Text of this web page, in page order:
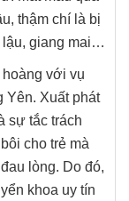
thậm chí là bị
lậu, giang mai…
với vụ
Yên. Xuất phát
sự tắc trách
cho trẻ mà
lòng. Do đó,
khoa uy tín